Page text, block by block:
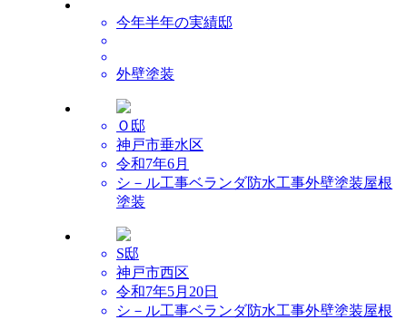
今年半年の実績邸
外壁塗装
Ｏ邸
神戸市垂水区
令和7年6月
シ－ル工事ベランダ防水工事外壁塗装屋根
塗装
S邸
神戸市西区
令和7年5月20日
シ－ル工事ベランダ防水工事外壁塗装屋根